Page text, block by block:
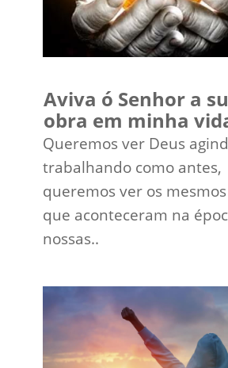
Aviva ó Senhor a
obra em minha
Queremos ver Deus
trabalhando como antes,
queremos ver os
que aconteceram na
nossas..